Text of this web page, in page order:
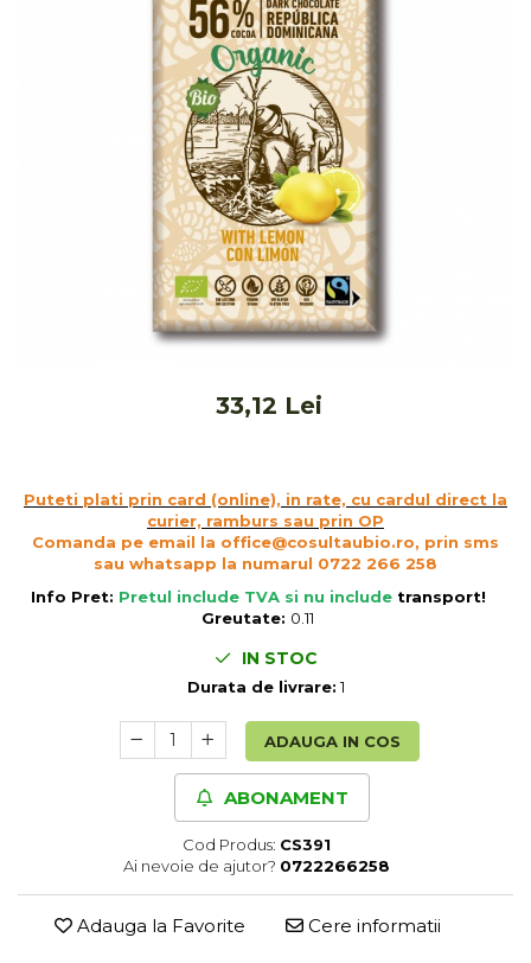
Ceaiuri diverse si accesorii
Vinuri, bere si alte bauturi
Cacao si inlocuitori
Seminte din plante oleaginoase
Alimente de baza
Cereale, fulgi din cereale, mic
Lactate
Produse din carne
Sosuri, Ketchup bio
Conserve, Pateuri, creme
Leguminoase si seminte
33,12 Lei
Puteti plati prin card (online), in rate, cu cardul direct la
curier, ramburs sau prin OP
Comanda pe email la office@cosultaubio.ro, prin sms
sau whatsapp la numarul 0722 266 258
Info Pret: Pretul include TVA si nu include transport!
Greutate: 0.11
IN STOC
Durata de livrare:1
ADAUGA IN COS
ABONAMENT
Cod Produs: CS391
Ai nevoie de ajutor? 0722266258
Adauga la Favorite Cere informatii